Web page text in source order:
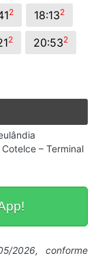
2 18:132
2 20:532
– Terminal
2026, conforme